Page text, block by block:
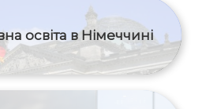
освіта в Німеччині